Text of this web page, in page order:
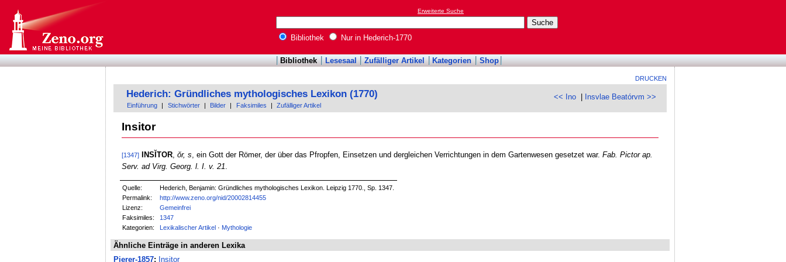
Erweiterte Suche
Bibliothek Nur in Hederich-1770
Bibliothek Lesesaal Zufälliger Artikel Kategorien Shop
DRUCKEN
<< Ino Insvlae Beatórvm >>
Hederich: Gründliches mythologisches Lexikon (1770)
Einführung Stichwörter Bilder Faksimiles Zufälliger Artikel
Insitor
[1347] INSĬTOR, ŏr, s , ein Gott der Römer, der über das Pfropfen, Einsetzen und dergleichen Verrichtungen in dem Gartenwesen gesetzet war. Fab. Pictor ap.
Serv. ad Virg. Georg. l. I. v. 21
Quelle:
Hederich, Benjamin: Gründliches mythologisches Lexikon. Leipzig 1770., Sp. 1347.
Permalink:
http://www.zeno.org/nid/20002814455
Lizenz:
Gemeinfrei
Faksimiles:
1347
Kategorien:
Lexikalischer Artikel · Mythologie
Ähnliche Einträge in anderen Lexika
Pierer-1857: Insitor